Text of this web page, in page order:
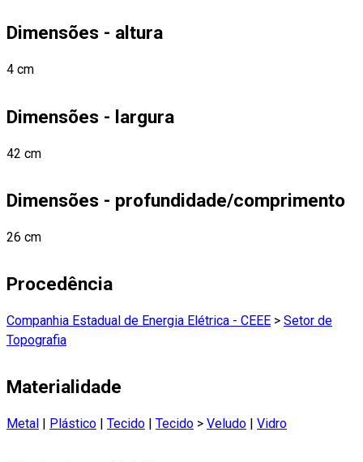
Dimensões - altura
4 cm
Dimensões - largura
42 cm
Dimensões - profundidade/comprimento
26 cm
Procedência
Companhia Estadual de Energia Elétrica - CEEE > Setor de
Topografia
Materialidade
Metal | Plástico | Tecido | Tecido > Veludo | Vidro